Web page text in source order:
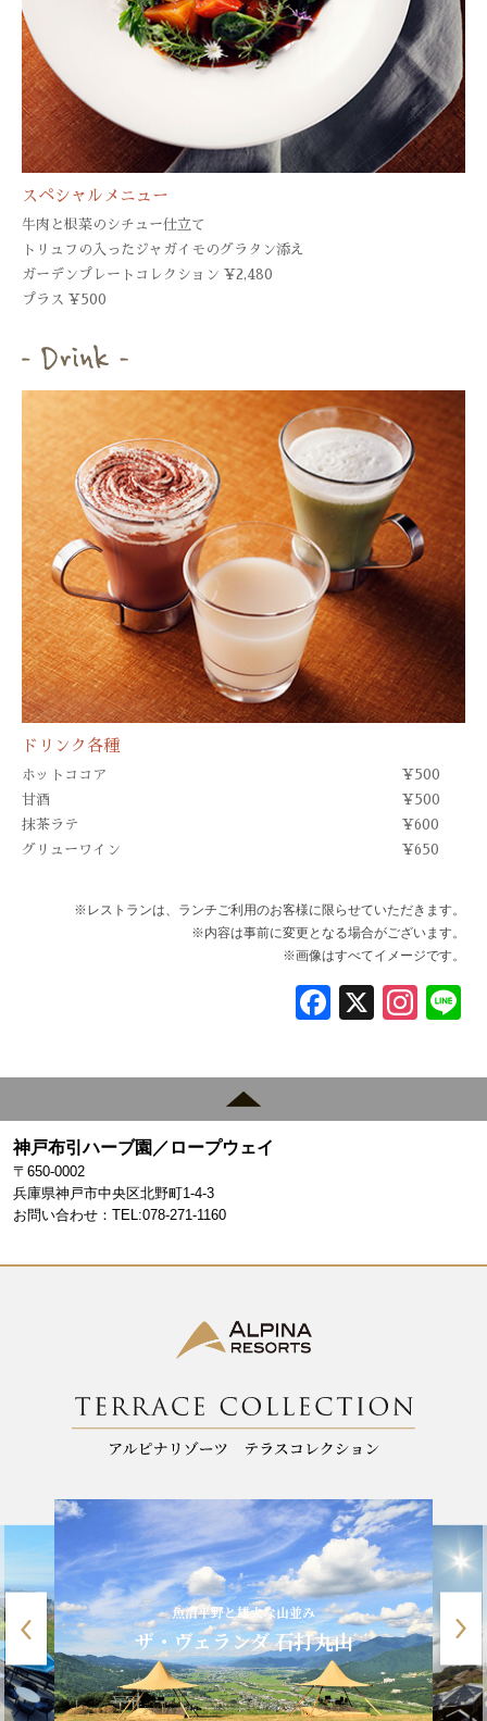
スペシャルメニュー
牛肉と根菜のシチュー仕立て
トリュフの入ったジャガイモのグラタン添え
ガーデンプレートコレクション ¥2,480
プラス ¥500
ドリンク各種
ホットココア
¥500
甘酒
¥500
抹茶ラテ
¥600
グリューワイン
¥650
※レストランは、ランチご利用のお客様に限らせていただきます。
※内容は事前に変更となる場合がございます。
※画像はすべてイメージです。
Fa
bo
X In
ag
神戸布引ハーブ園／ロープウェイ
〒650-0002
兵庫県神戸市中央区北野町1-4-3
お問い合わせ：TEL:078-271-1160
魚沼平野と雄大な山並み
ザ・ヴェランダ 石打丸山